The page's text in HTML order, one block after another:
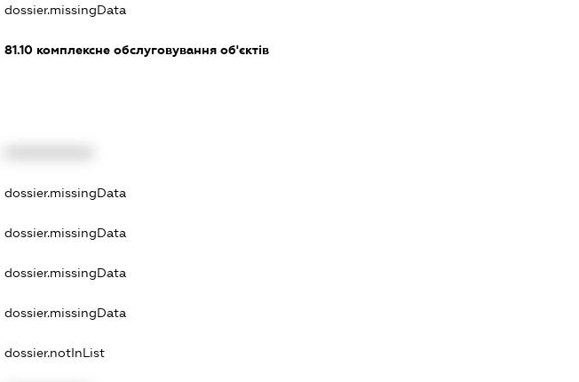
dossier.missingData
81.10 комплексне обслуговування об'єктів
dossier.missingData
dossier.missingData
dossier.missingData
dossier.missingData
dossier.notInList